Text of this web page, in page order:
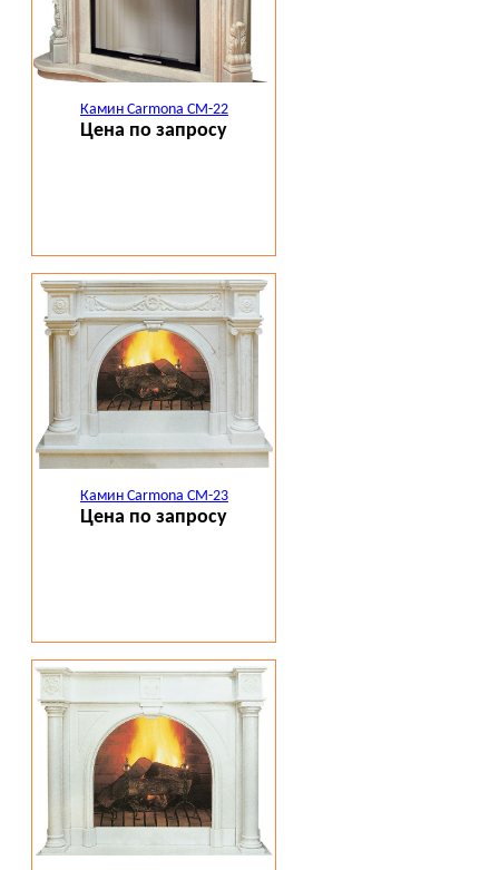
Камин Carmona CM-22
Цена по запросу
Камин Carmona CM-23
Цена по запросу